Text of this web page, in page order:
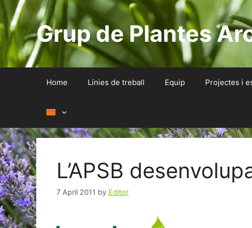
Skip
content
Grup de Plantes
Home Línies de treball Equip Projectes i
L’APSB
7 April 2011 by Editor